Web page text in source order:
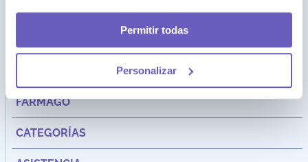
Permitir todas
Personalizar
Av. Santa Cecilia Nro. 265 Ate - Lima, Perú
FARMAGO
CATEGORÍAS